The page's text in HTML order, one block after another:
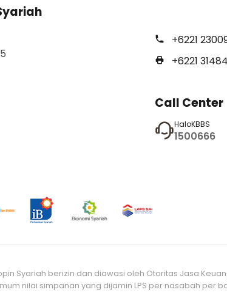
+6221
+6221
Call Center
HaloKBBS
1500666
Syariah berizin dan diawasi oleh Otoritas Jasa
nilai simpanan yang dijamin LPS per nasabah per